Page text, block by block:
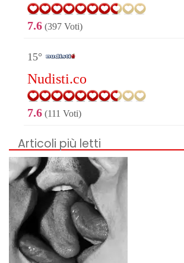
7.6 (397 Voti)
15°
Nudisti.co
7.6 (111 Voti)
Articoli più letti